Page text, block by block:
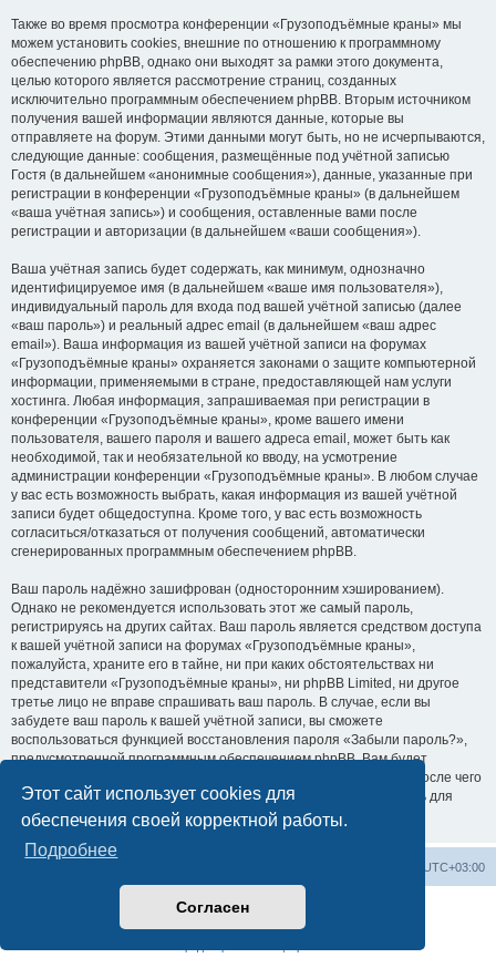
Этот сайт использует cookies для
обеспечения своей корректной работы.
Подробнее
Согласен
Также во время просмотра конференции «Грузоподъёмные краны» мы
можем установить cookies, внешние по отношению к программному
обеспечению phpBB, однако они выходят за рамки этого документа,
целью которого является рассмотрение страниц, созданных
исключительно программным обеспечением phpBB. Вторым источником
получения вашей информации являются данные, которые вы
отправляете на форум. Этими данными могут быть, но не исчерпываются,
следующие данные: сообщения, размещённые под учётной записью
Гостя (в дальнейшем «анонимные сообщения»), данные, указанные при
регистрации в конференции «Грузоподъёмные краны» (в дальнейшем
«ваша учётная запись») и сообщения, оставленные вами после
регистрации и авторизации (в дальнейшем «ваши сообщения»).
Ваша учётная запись будет содержать, как минимум, однозначно
идентифицируемое имя (в дальнейшем «ваше имя пользователя»),
индивидуальный пароль для входа под вашей учётной записью (далее
«ваш пароль») и реальный адрес email (в дальнейшем «ваш адрес
email»). Ваша информация из вашей учётной записи на форумах
«Грузоподъёмные краны» охраняется законами о защите компьютерной
информации, применяемыми в стране, предоставляющей нам услуги
хостинга. Любая информация, запрашиваемая при регистрации в
конференции «Грузоподъёмные краны», кроме вашего имени
пользователя, вашего пароля и вашего адреса email, может быть как
необходимой, так и необязательной ко вводу, на усмотрение
администрации конференции «Грузоподъёмные краны». В любом случае
у вас есть возможность выбрать, какая информация из вашей учётной
записи будет общедоступна. Кроме того, у вас есть возможность
согласиться/отказаться от получения сообщений, автоматически
сгенерированных программным обеспечением phpBB.
Ваш пароль надёжно зашифрован (односторонним хэшированием).
Однако не рекомендуется использовать этот же самый пароль,
регистрируясь на других сайтах. Ваш пароль является средством доступа
к вашей учётной записи на форумах «Грузоподъёмные краны»,
пожалуйста, храните его в тайне, ни при каких обстоятельствах ни
представители «Грузоподъёмные краны», ни phpBB Limited, ни другое
третье лицо не вправе спрашивать ваш пароль. В случае, если вы
забудете ваш пароль к вашей учётной записи, вы сможете
воспользоваться функцией восстановления пароля «Забыли пароль?»,
предусмотренной программным обеспечением phpBB. Вам будет
необходимо ввести ваше имя пользователя и ваш адрес email, после чего
программное обеспечение phpBB сгенерирует вам новый пароль для
вашей учётной записи.
UTC+03:00
Создано на основеphpBB® Forum Software © phpBB Limited
Русская поддержка phpBB